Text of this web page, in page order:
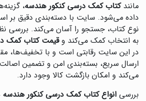
مانندکتاب کمک درسی کنکور هندسه،
داده می‌شود. سایت با دسته‌بندی دقیق بر
نوع کتاب، جستجو را آسان می‌کند. بررسی
به انتخاب کمک می‌کند وقیمت کتاب کمک
در این سایت رقابتی است و با تخفیف‌ها،
ارسال سریع، بسته‌بندی امن و تضمین
می‌کند و امکان بازگشت کالا وجود دارد.
بررسی انواع کتاب کمک درسی کنکور هندسه